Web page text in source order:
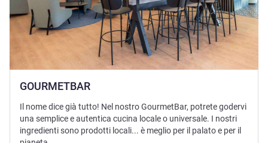
GOURMETBAR
Il nome dice già tutto! Nel nostro GourmetBar, potrete godervi
una semplice e autentica cucina locale o universale. I nostri
ingredienti sono prodotti locali... è meglio per il palato e per il